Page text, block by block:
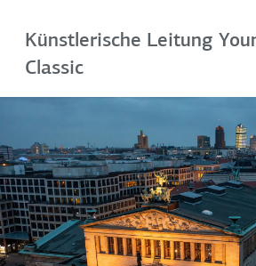
Künstlerische Leitung
Classic